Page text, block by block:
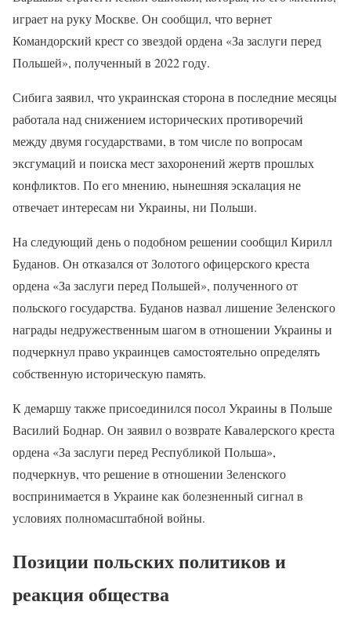
играет на руку Москве. Он сообщил, что вернет
Командорский крест со звездой ордена «За заслуги перед
Польшей», полученный в 2022 году.
Сибига заявил, что украинская сторона в последние месяцы
работала над снижением исторических противоречий
между двумя государствами, в том числе по вопросам
эксгумаций и поиска мест захоронений жертв прошлых
конфликтов. По его мнению, нынешняя эскалация не
отвечает интересам ни Украины, ни Польши.
На следующий день о подобном решении сообщил Кирилл
Буданов. Он отказался от Золотого офицерского креста
ордена «За заслуги перед Польшей», полученного от
польского государства. Буданов назвал лишение Зеленского
награды недружественным шагом в отношении Украины и
подчеркнул право украинцев самостоятельно определять
собственную историческую память.
К демаршу также присоединился посол Украины в Польше
Василий Боднар. Он заявил о возврате Кавалерского креста
ордена «За заслуги перед Республикой Польша»,
подчеркнув, что решение в отношении Зеленского
воспринимается в Украине как болезненный сигнал в
условиях полномасштабной войны.
Позиции польских политиков и
реакция общества